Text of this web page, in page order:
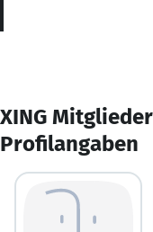
XING
Profilangaben